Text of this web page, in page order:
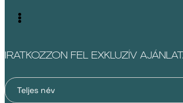
IRATKOZZON FEL EXKLUZÍV